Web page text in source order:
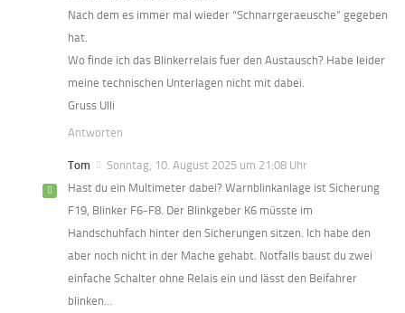
Nach dem es immer mal wieder “Schnarrgeraeusche” gegeben
hat.
Wo finde ich das Blinkerrelais fuer den Austausch? Habe leider
meine technischen Unterlagen nicht mit dabei.
Gruss Ulli
Antworten
Tom
Sonntag, 10. August 2025 um 21:08 Uhr
Hast du ein Multimeter dabei? Warnblinkanlage ist Sicherung
F19, Blinker F6-F8. Der Blinkgeber K6 müsste im
Handschuhfach hinter den Sicherungen sitzen. Ich habe den
aber noch nicht in der Mache gehabt. Notfalls baust du zwei
einfache Schalter ohne Relais ein und lässt den Beifahrer
blinken…